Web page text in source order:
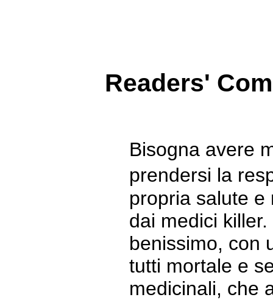
Readers'
Bisogna avere
prendersi la
propria salute
dai medici
benissimo, con
tutti mortale e
medicinali, che